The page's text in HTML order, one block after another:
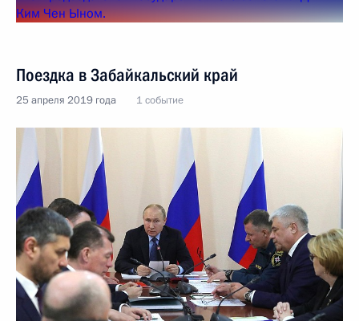
Поездка в Забайкальский край
25 апреля 2019 года 1 событие